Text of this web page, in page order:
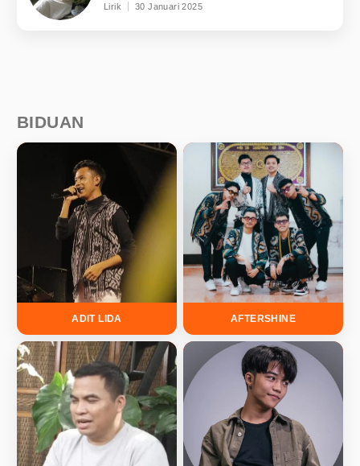
Lirik 30 Januari 2025
BIDUAN
ADIT LIDA AFTERSHINE